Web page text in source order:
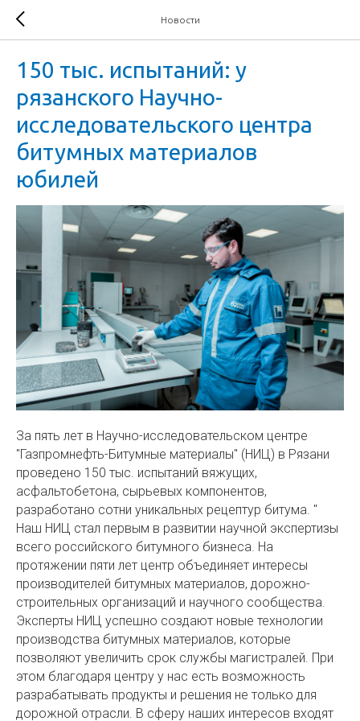
Новости
150 тыс. испытаний: у
рязанского Научно-
исследовательского центра
битумных материалов
юбилей
За пять лет в Научно-исследовательском центре
"Газпромнефть-Битумные материалы" (НИЦ) в Рязани
проведено 150 тыс. испытаний вяжущих,
асфальтобетона, сырьевых компонентов,
разработано сотни уникальных рецептур битума. "
Наш НИЦ стал первым в развитии научной экспертизы
всего российского битумного бизнеса. На
протяжении пяти лет центр объединяет интересы
производителей битумных материалов, дорожно-
строительных организаций и научного сообщества.
Эксперты НИЦ успешно создают новые технологии
производства битумных материалов, которые
позволяют увеличить срок службы магистралей. При
этом благодаря центру у нас есть возможность
разрабатывать продукты и решения не только для
дорожной отрасли. В сферу наших интересов входят